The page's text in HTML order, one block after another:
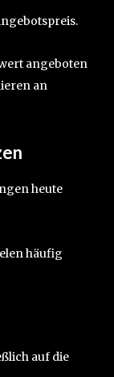
angeboten
an
heute
häufig
auf die